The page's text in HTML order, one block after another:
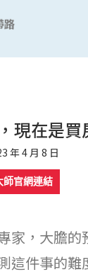
現在是買
年 4 月 8 日
師官網連結
家，大膽
這件事的